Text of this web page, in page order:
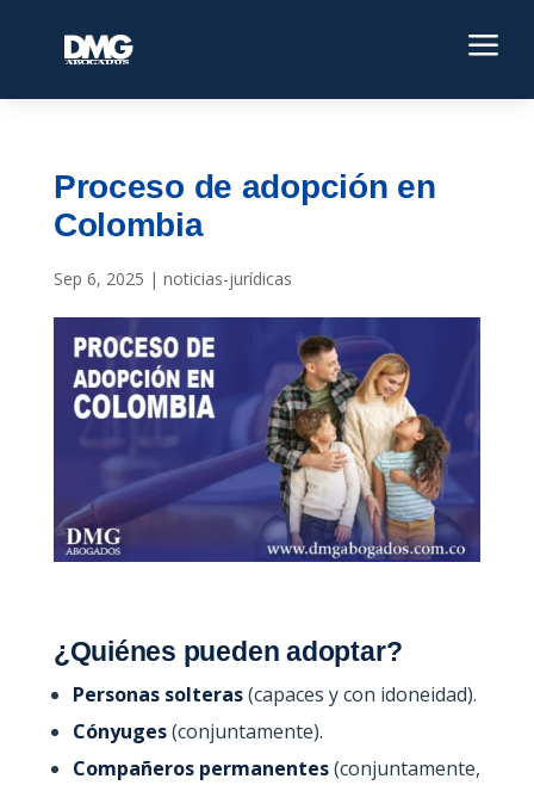
a
Proceso de adopción en
Colombia
Sep 6, 2025 | noticias-jurídicas
¿Quiénes pueden adoptar?
Personas solteras(capaces y con idoneidad).
Cónyuges(conjuntamente).
Compañeros permanentes(conjuntamente,